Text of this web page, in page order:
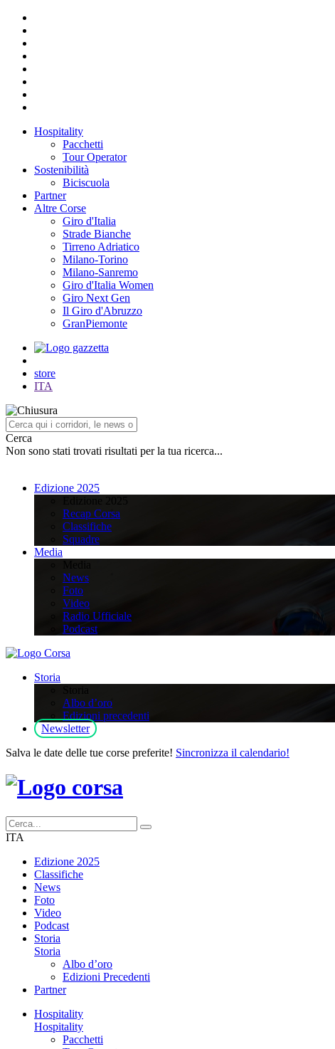
Hospitality
Pacchetti
Tour Operator
Sostenibilità
Biciscuola
Partner
Altre Corse
Giro d'Italia
Strade Bianche
Tirreno Adriatico
Milano-Torino
Milano-Sanremo
Giro d'Italia Women
Giro Next Gen
Il Giro d'Abruzzo
GranPiemonte
store
ITA
Cerca
Non sono stati trovati risultati per la tua ricerca...
Edizione 2025
Recap Corsa
Classifiche
Squadre
Media
News
Foto
Video
Radio Ufficiale
Podcast
Storia
Albo d’oro
Edizioni precedenti
Newsletter
Salva le date delle tue corse preferite! Sincronizza il calendario!
ITA
Edizione 2025
Classifiche
News
Foto
Video
Podcast
Storia
Storia
Albo d’oro
Edizioni Precedenti
Partner
Hospitality
Hospitality
Pacchetti